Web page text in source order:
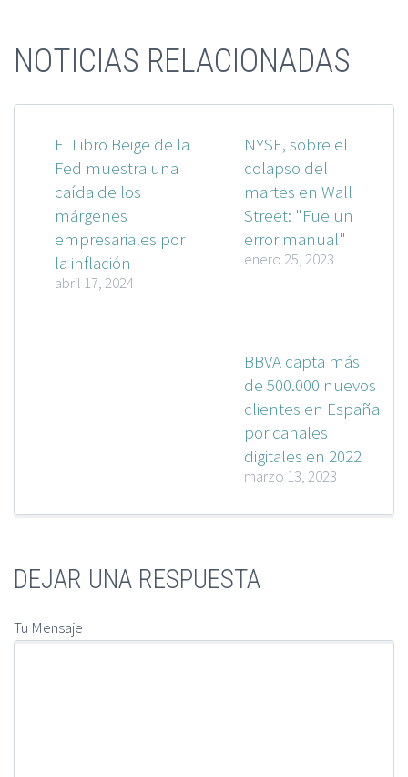
NOTICIAS RELACIONADAS
El Libro Beige de la
Fed muestra una
caída de los
márgenes
empresariales por
la inflación
abril 17, 2024
NYSE, sobre el
colapso del
martes en Wall
Street: "Fue un
error manual"
enero 25, 2023
BBVA capta más
de 500.000 nuevos
clientes en España
por canales
digitales en 2022
marzo 13, 2023
DEJAR UNA RESPUESTA
Tu Mensaje